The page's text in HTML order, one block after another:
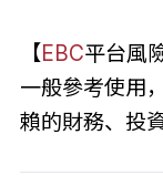
【EBC平台風
一般參考使用
賴的財務、投